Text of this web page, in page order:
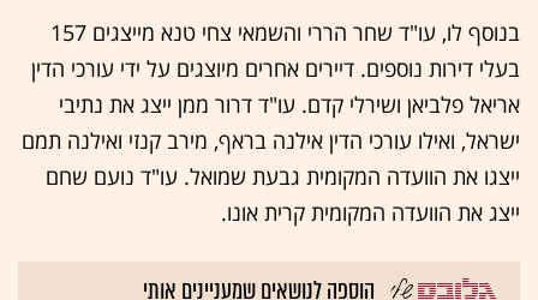
בנוסף לו, עו"ד שחר הררי והשמאי צחי טנא מייצגים 157
בעלי דירות נוספים. דיירים אחרים מיוצגים על ידי עורכי הדין
אריאל פלביאן ושירלי קדם. עו"ד דרור ממן ייצג את נתיבי
ישראל, ואילו עורכי הדין אילנה בראף, מירב קנזי ואילנה תמם
ייצגו את הוועדה המקומית גבעת שמואל. עו"ד נועם שחם
ייצג את הוועדה המקומית קרית אונו.
הוספה לנושאים שמעניינים אותי